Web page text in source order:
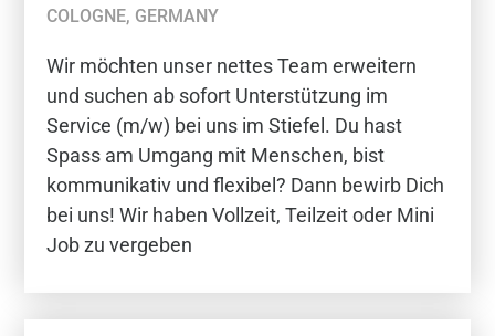
COLOGNE, GERMANY
Wir möchten unser nettes Team erweitern
und suchen ab sofort Unterstützung im
Service (m/w) bei uns im Stiefel. Du hast
Spass am Umgang mit Menschen, bist
kommunikativ und flexibel? Dann bewirb Dich
bei uns! Wir haben Vollzeit, Teilzeit oder Mini
Job zu vergeben